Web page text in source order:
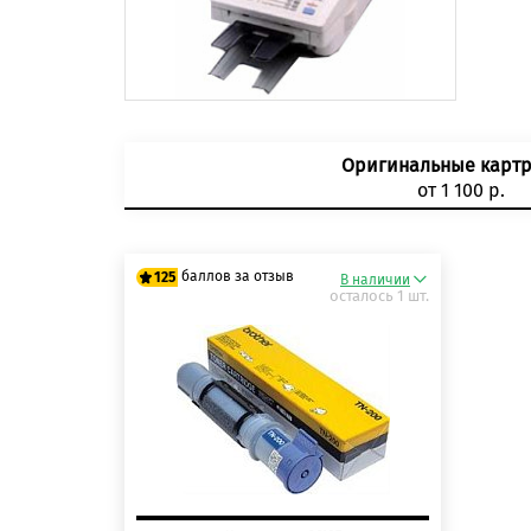
Оригинальные
от 1 100 р.
125 баллов за отзыв
100 баллов
125 баллов
В наличии
осталось 1 шт.